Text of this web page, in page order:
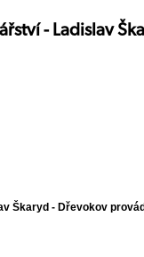
- Ladislav
Škaryd - Dřevokov